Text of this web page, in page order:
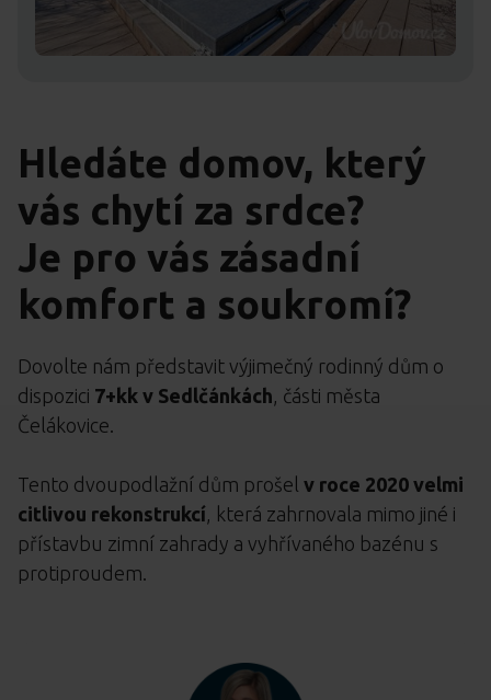
Hledáte domov, který
vás chytí za srdce?
Je pro vás zásadní
komfort a soukromí?
Dovolte nám představit výjimečný rodinný dům o
dispozici 7+kk v Sedlčánkách , části města
Čelákovice.
Tento dvoupodlažní dům prošel v roce 2020 velmi
citlivou rekonstrukcí , která zahrnovala mimo jiné i
přístavbu zimní zahrady a vyhřívaného bazénu s
protiproudem.